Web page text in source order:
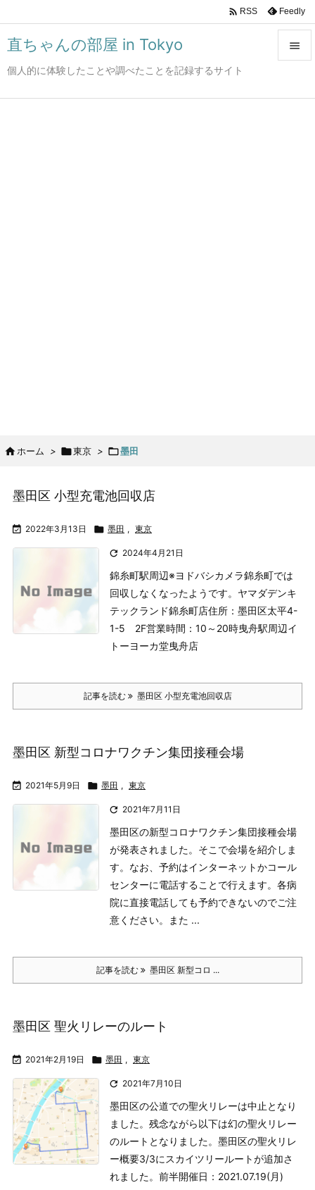
直ちゃんの部屋 in Tokyo
個人的に体験したことや調べたことを記録するサイト

 RSS Feedly
 ホーム > 東京 > 墨田
墨田区 小型充電池回収店
 2022年3月13日  墨田 , 東京
 2024年4月21日
錦糸町駅周辺※ヨドバシカメラ錦糸町では
回収しなくなったようです。 ヤマダデンキ
テックランド錦糸町店住所：墨田区太平4-
1-5 2F営業時間：10～20時曳舟駅周辺イ
トーヨーカ堂曳舟店
記事を読む 墨田区 小型充電池回収店
墨田区 新型コロナワクチン集団接種会場
 2021年5月9日  墨田 , 東京
 2021年7月11日
墨田区の新型コロナワクチン集団接種会場
が発表されました。そこで会場を紹介しま
す。 なお、予約はインターネットかコール
センターに電話することで行えます。各病
院に直接電話しても予約できないのでご注
意ください。
また ...
記事を読む 墨田区 新型コロ ...
墨田区 聖火リレーのルート
 2021年2月19日  墨田 , 東京
 2021年7月10日
墨田区の公道での聖火リレーは中止となり
ました。残念ながら以下は幻の聖火リレー
のルートとなりました。 墨田区の聖火リレ
ー概要3/3にスカイツリールートが追加さ
れました。 前半開催日：2021.07.19(月)